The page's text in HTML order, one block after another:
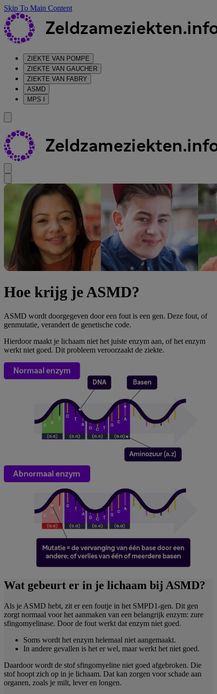
Skip To Main Content
ZIEKTE VAN POMPE
ZIEKTE VAN GAUCHER
ZIEKTE VAN FABRY
ASMD
MPS I
Hoe krijg je ASMD?
ASMD wordt doorgegeven door een fout is een gen. Deze fout, of
genmutatie, verandert de genetische code.
Hierdoor maakt je lichaam niet het juiste enzym aan, of het enzym
werkt niet goed. Dit probleem veroorzaakt de ziekte.
Wat gebeurt er in je lichaam bij ASMD?
Als je ASMD hebt, zit er een foutje in het SMPD1-gen. Dit gen
zorgt normaal voor het aanmaken van een belangrijk enzym: zure
sfingomyelinase. Door de fout werkt dat enzym niet goed.
Soms wordt het enzym helemaal niet aangemaakt.
In andere gevallen is het er wel, maar werkt het niet goed.
Daardoor wordt de stof sfingomyeline niet goed afgebroken. Die
stof hoopt zich op in je lichaam. Dat kan zorgen voor schade aan
organen, zoals je milt, lever en longen.